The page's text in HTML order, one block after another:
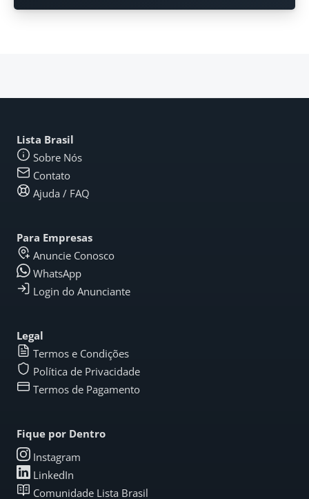
Lista Brasil
Sobre Nós
Contato
Ajuda / FAQ
Para Empresas
Anuncie Conosco
WhatsApp
Login do Anunciante
Legal
Termos e Condições
Política de Privacidade
Termos de Pagamento
Fique por Dentro
Instagram
LinkedIn
Comunidade Lista Brasil